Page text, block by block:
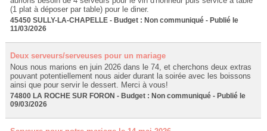
(1 plat à déposer par table) pour le diner.
45450 SULLY-LA-CHAPELLE - Budget : Non communiqué - Publié le
11/03/2026
Deux serveurs/serveuses pour un mariage
Nous nous marions en juin 2026 dans le 74, et cherchons deux extras
pouvant potentiellement nous aider durant la soirée avec les boissons
ainsi que pour servir le dessert. Merci à vous!
74800 LA ROCHE SUR FORON - Budget : Non communiqué - Publié le
09/03/2026